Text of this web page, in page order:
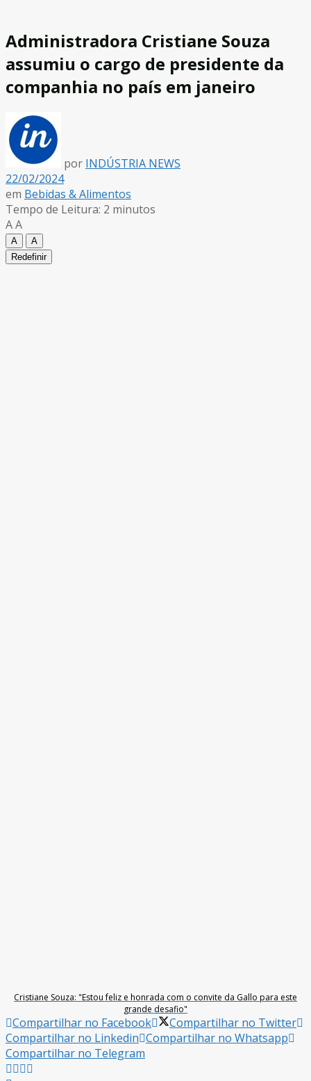
Administradora Cristiane Souza
assumiu o cargo de presidente da
companhia no país em janeiro
por INDÚSTRIA NEWS
22/02/2024
em Bebidas & Alimentos
Tempo de Leitura: 2 minutos
AA
A
A
Redefinir
Cristiane Souza: "Estou feliz e honrada com o convite da Gallo para este
grande desafio"
Compartilhar no Facebook
Compartilhar no Twitter
Compartilhar no Linkedin Compartilhar no Whatsapp
Compartilhar no Telegram